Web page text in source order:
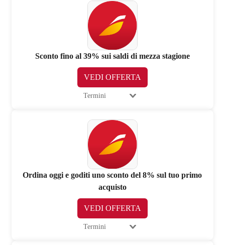
Sconto fino al 39% sui saldi di mezza stagione
VEDI OFFERTA
Termini
Ordina oggi e goditi uno sconto del 8% sul tuo primo
acquisto
VEDI OFFERTA
Termini